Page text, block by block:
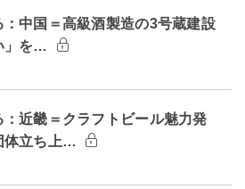
：中国＝高級酒製造の3号蔵建設
」を…
近畿＝クラフトビール魅力発
体立ち上…